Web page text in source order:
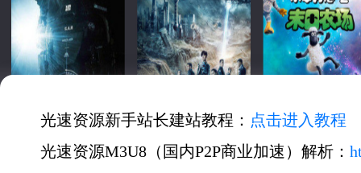
光速资源新手站长建站教程： 点击进入教程
光速资源M3U8（国内P2P商业加速）解析：